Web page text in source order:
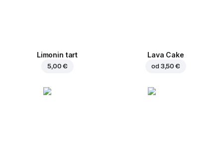
Limonin tart
5,00 €
Lava Cake
od 3,50 €